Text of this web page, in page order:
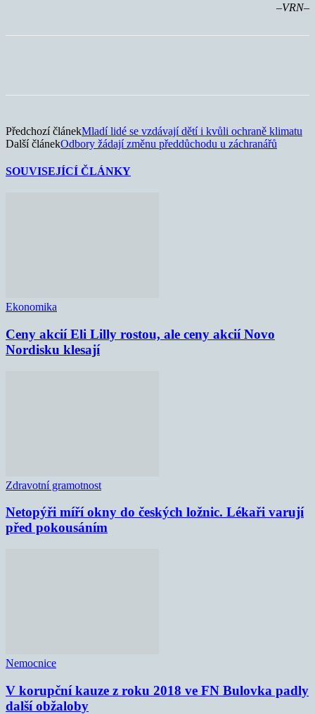
–VRN–
Předchozí článekMladí lidé se vzdávají dětí i kvůli ochraně klimatu
Další článekOdbory žádají změnu předdůchodu u záchranářů
SOUVISEJÍCÍ ČLÁNKY
Ekonomika
Ceny akcií Eli Lilly rostou, ale ceny akcií Novo
Nordisku klesají
Zdravotní gramotnost
Netopýři míří okny do českých ložnic. Lékaři varují
před pokousáním
Nemocnice
V korupční kauze z roku 2018 ve FN Bulovka padly
další obžaloby